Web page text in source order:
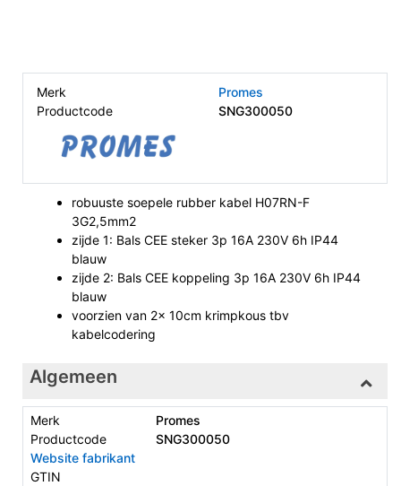
Merk
Promes
Productcode
SNG300050
robuuste soepele rubber kabel H07RN-F
3G2,5mm2
zijde 1: Bals CEE steker 3p 16A 230V 6h IP44
blauw
zijde 2: Bals CEE koppeling 3p 16A 230V 6h IP44
blauw
voorzien van 2x 10cm krimpkous tbv
kabelcodering
Algemeen
Merk
Promes
Productcode
SNG300050
Website fabrikant
GTIN